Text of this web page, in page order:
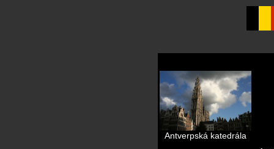
Antverpská katedrála